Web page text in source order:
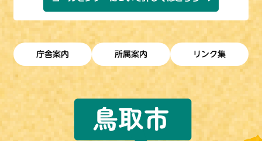
庁舎案内 所属案内 リンク集